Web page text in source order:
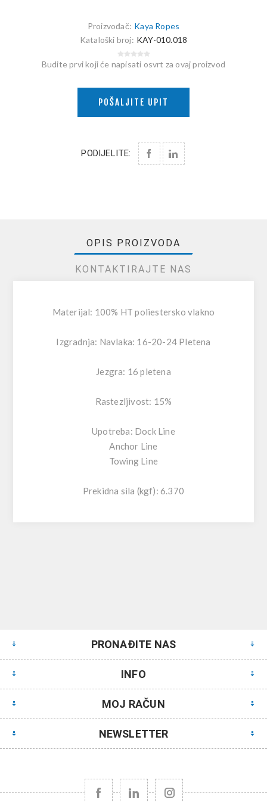
Proizvođač: Kaya Ropes
Kataloški broj: KAY-010.018
Budite prvi koji će napisati osvrt za ovaj proizvod
POŠALJITE UPIT
PODIJELITE:
OPIS PROIZVODA
KONTAKTIRAJTE NAS
Materijal: 100% HT poliestersko vlakno
Izgradnja: Navlaka: 16-20-24 Pletena
Jezgra: 16 pletena
Rastezljivost: 15%
Upotreba: Dock Line
Anchor Line
Towing Line
Prekidna sila (kgf): 6.370
PRONAĐITE NAS
INFO
MOJ RAČUN
NEWSLETTER